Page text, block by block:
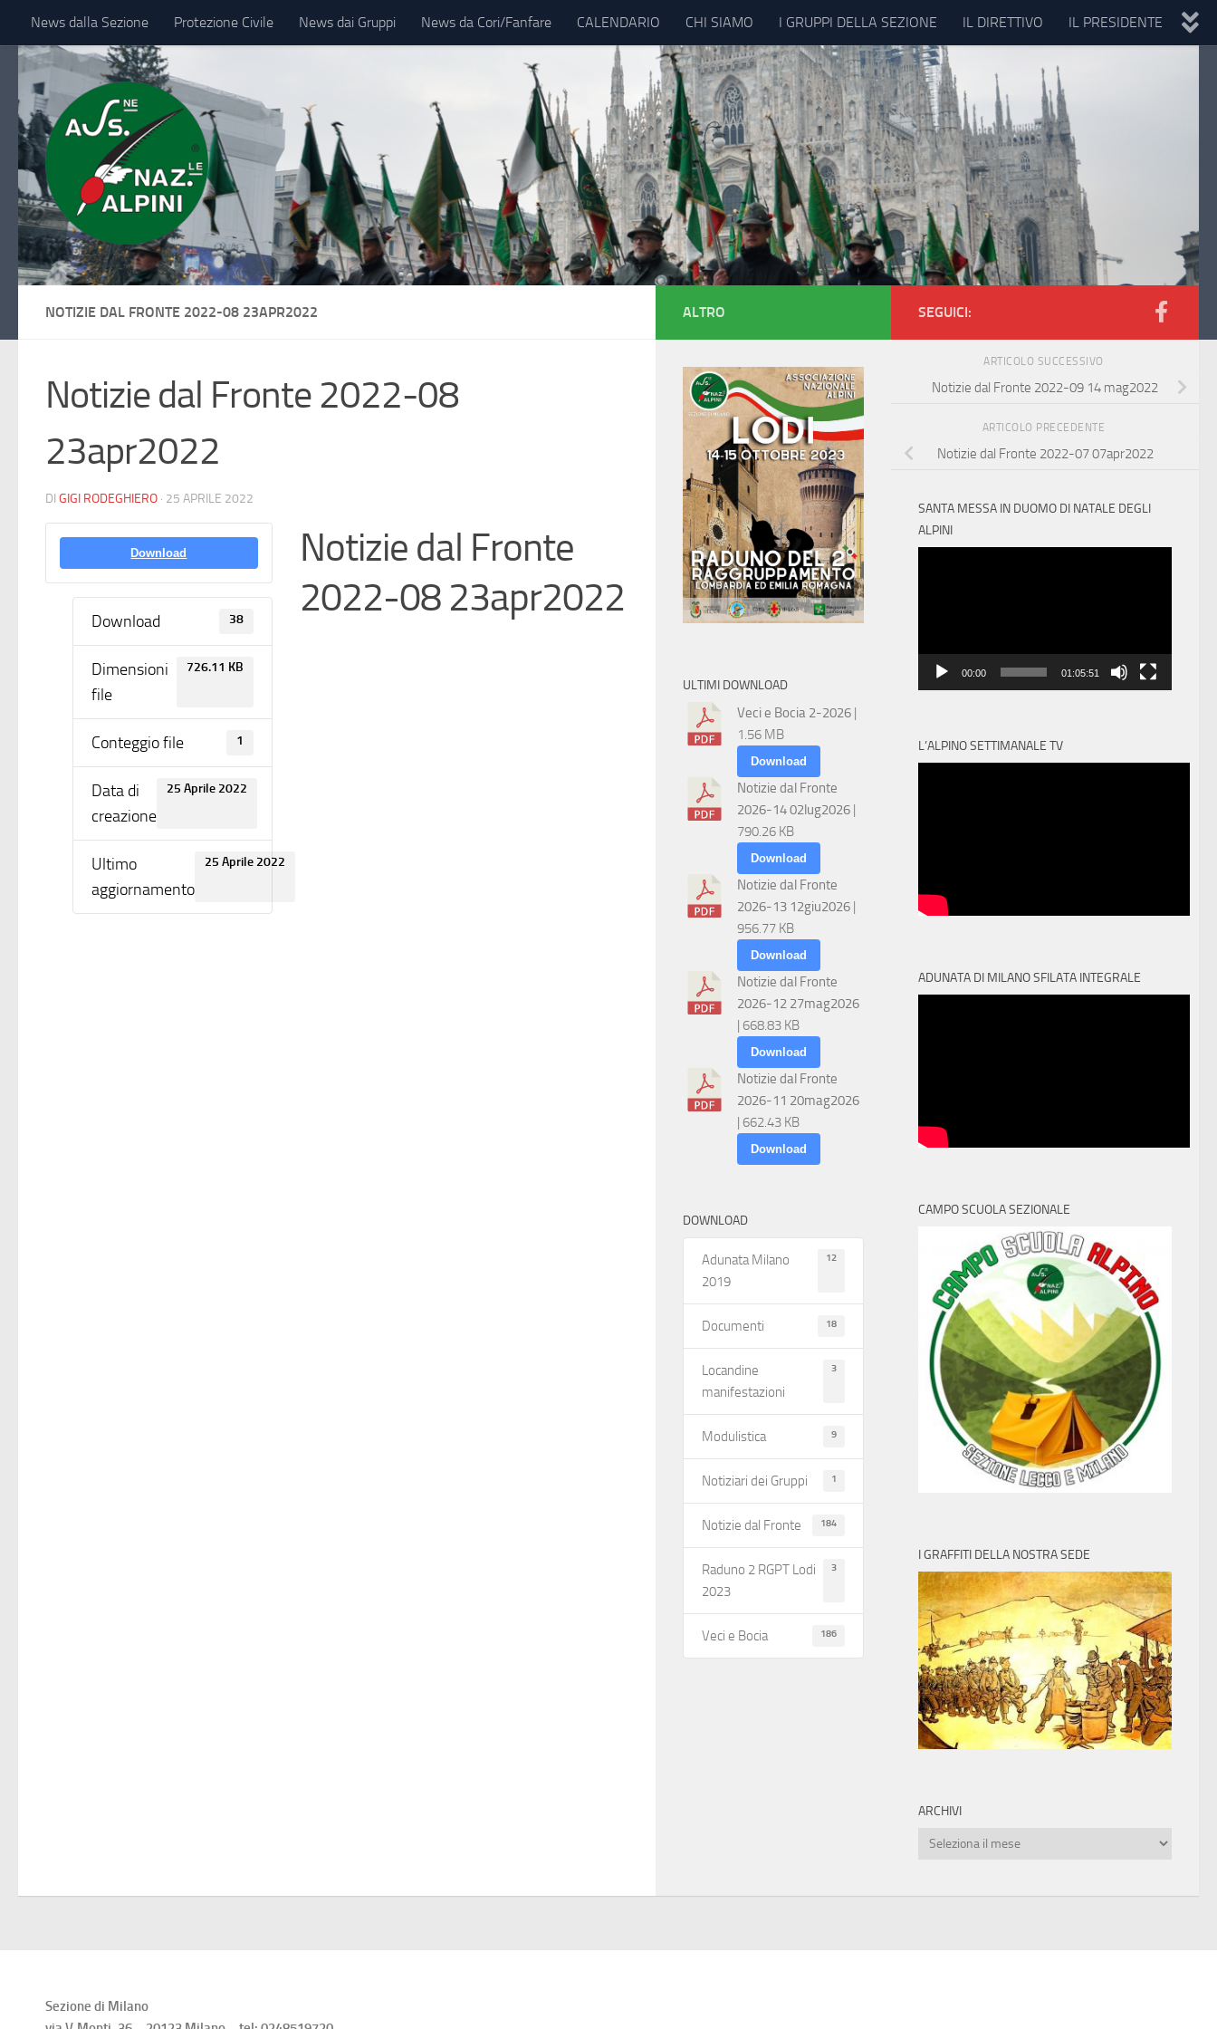
Sotto il contenuto
News dalla Sezione Protezione Civile News dai Gruppi News da Cori/Fanfare CALENDARIO CHI SIAMO I GRUPPI DELLA SEZIONE IL DIRETTIVO IL PRESIDENTE
IL VESSILLO
NOTIZIE DAL FRONTE 2022-08 23APR2022
Notizie dal Fronte 2022-08
23apr2022
DI GIGI RODEGHIERO · 25 APRILE 2022
Download
Download 38
Dimensioni
file
726.11 KB
Conteggio file 1
Data di
creazione
25 Aprile 2022
Ultimo
aggiornamento
25 Aprile 2022
Notizie dal Fronte
2022-08 23apr2022
SEGUICI:
ARTICOLO SUCCESSIVO
Notizie dal Fronte 2022-09 14 mag2022
ARTICOLO PRECEDENTE
Notizie dal Fronte 2022-07 07apr2022
SANTA MESSA IN DUOMO DI NATALE DEGLI
ALPINI
00:00 01:05:51
L’ALPINO SETTIMANALE TV
ADUNATA DI MILANO SFILATA INTEGRALE
CAMPO SCUOLA SEZIONALE
I GRAFFITI DELLA NOSTRA SEDE
ARCHIVI
Archivi
ALTRO
ULTIMI DOWNLOAD
Veci e Bocia 2-2026 |
1.56 MB
Download
Notizie dal Fronte
2026-14 02lug2026 |
790.26 KB
Download
Notizie dal Fronte
2026-13 12giu2026 |
956.77 KB
Download
Notizie dal Fronte
2026-12 27mag2026
| 668.83 KB
Download
Notizie dal Fronte
2026-11 20mag2026
| 662.43 KB
Download
DOWNLOAD
Adunata Milano
2019
12
Documenti 18
Locandine
manifestazioni
3
Modulistica 9
Notiziari dei Gruppi 1
Notizie dal Fronte 184
Raduno 2 RGPT Lodi
2023
3
Veci e Bocia 186
Sezione di Milano